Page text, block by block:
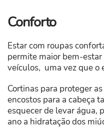
Conforto
Estar com roupas
permite maior bem-
veículos, uma vez que o
Cortinas para proteger
encostos para a cabeça
esquecer de levar água,
ano a hidratação dos